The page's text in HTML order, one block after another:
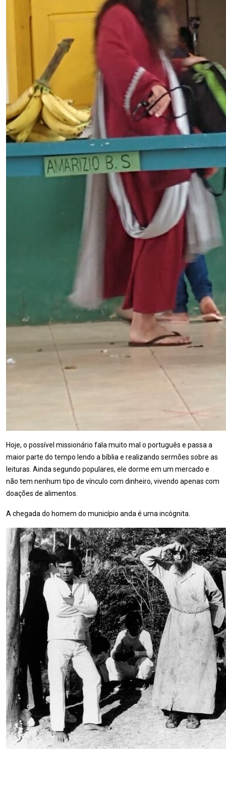
Hoje, o possível missionário fala muito mal o português e passa a
maior parte do tempo lendo a bíblia e realizando sermões sobre as
leituras. Ainda segundo populares, ele dorme em um mercado e
não tem nenhum tipo de vínculo com dinheiro, vivendo apenas com
doações de alimentos.
A chegada do homem do município anda é uma incógnita.